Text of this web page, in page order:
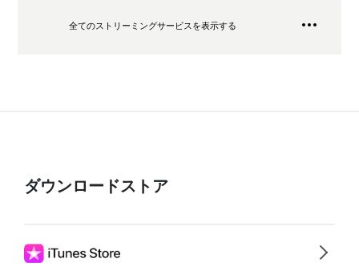
全てのストリーミングサービスを表示する
ダウンロードストア